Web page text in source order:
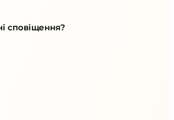
сповіщення?